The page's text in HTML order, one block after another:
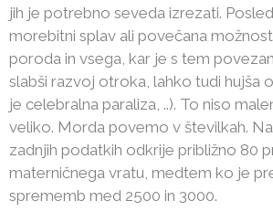
jih je potrebno seveda izrezati.
morebitni splav ali povečana
poroda in vsega, kar je s tem
slabši razvoj otroka, lahko tudi hujša
je celebralna paraliza, ..). To niso
veliko. Morda povemo v številkah.
zadnjih podatkih odkrije približno 80
materničnega vratu, medtem ko je
sprememb med 2500 in 3000.